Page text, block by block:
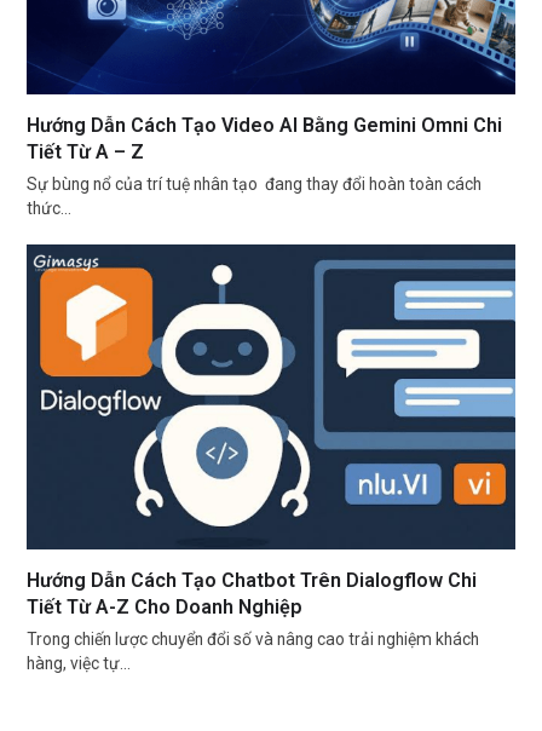
Hướng Dẫn Cách Tạo Video AI Bằng Gemini Omni Chi
Tiết Từ A – Z
Sự bùng nổ của trí tuệ nhân tạo đang thay đổi hoàn toàn cách
thức…
Hướng Dẫn Cách Tạo Chatbot Trên Dialogflow Chi
Tiết Từ A-Z Cho Doanh Nghiệp
Trong chiến lược chuyển đổi số và nâng cao trải nghiệm khách
hàng, việc tự…